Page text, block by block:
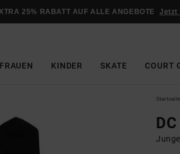
25% RABATT AUF ALLE ANGEBOTE Jetzt
FRAUEN KINDER SKATE COURT
Startseite